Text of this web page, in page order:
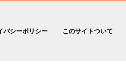
バシーポリシー このサイトついて